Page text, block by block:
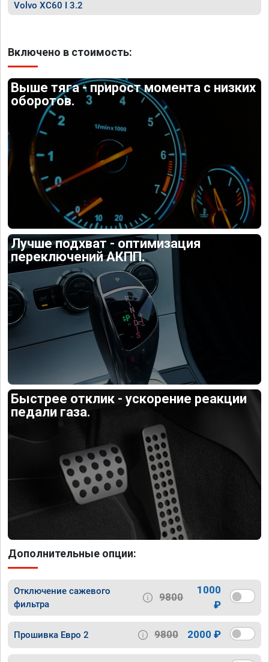
Volvo XC60 I 3.2
Включено в стоимость:
Выше тяга - прирост момента с низких
оборотов.
Лучше подхват - оптимизация
переключений АКПП.
Быстрее отклик - ускорение реакции
педали газа.
Дополнительные опции:
Отключение сажевого
фильтра
9800
1000
₽
Прошивка Евро 2 9800 2000 ₽